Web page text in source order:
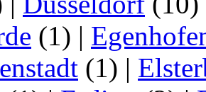
(1) |
(1) |